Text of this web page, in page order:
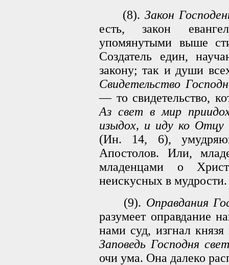
(8).Закон
есть, закон
упомянутыми выше
Создатель един,
закону; так и души
Свидетельство
— то свидетельство,
Аз свет в мир
изыдох, и иду ко Отцу
(Ин. 14, 6),
Апостолов. Или,
младенцами о
неискусных в мудрости.
(9). Оправдания
разумеет оправдание
нами суд, изгнал
Заповедь Господня
очи ума. Она далеко